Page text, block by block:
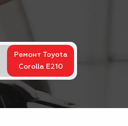
Ремонт Toyota
Corolla E210